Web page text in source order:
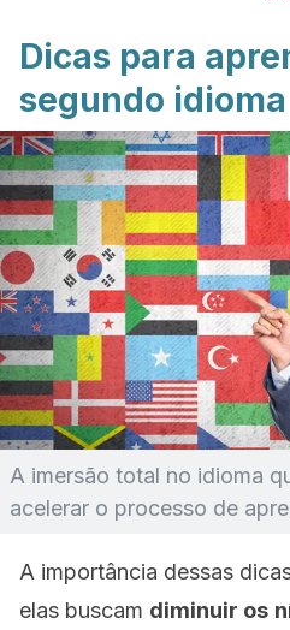
Dicas para
segundo idioma
A imersão total no idioma
acelerar o processo de
A importância dessas
elas buscam diminuir os